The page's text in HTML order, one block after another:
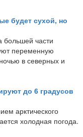
будет сухой, но
большей части
переменную
в северных и
до 6 градусов
арктического
холодная погода.